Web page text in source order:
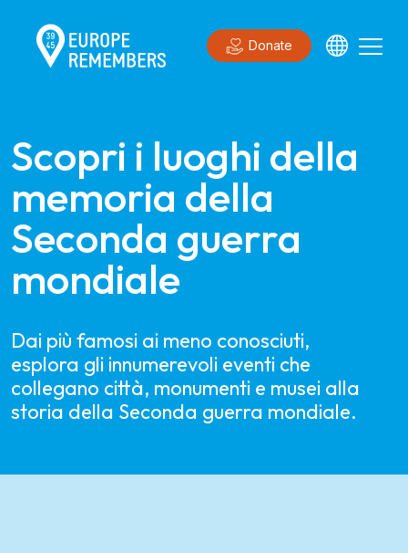
Donate
Scopri i luoghi della
memoria della
Seconda guerra
mondiale
Dai più famosi ai meno conosciuti,
esplora gli innumerevoli eventi che
collegano città, monumenti e musei alla
storia della Seconda guerra mondiale.